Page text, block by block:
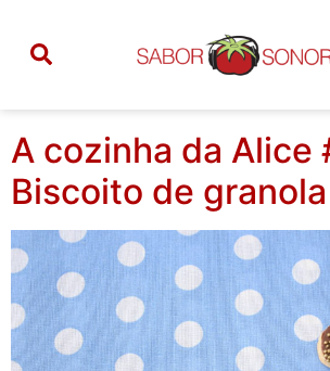
Categoria:
A cozinha da Alice
Biscoito de granola